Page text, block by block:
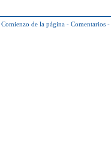
Comienzo de la página - Comentarios -